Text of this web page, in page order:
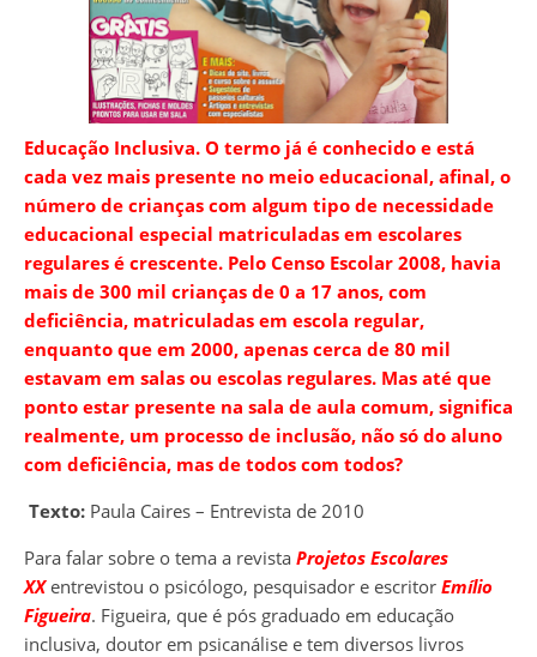
Educação Inclusiva. O termo já é conhecido e está
cada vez mais presente no meio educacional, afinal, o
número de crianças com algum tipo de necessidade
educacional especial matriculadas em escolares
regulares é crescente. Pelo Censo Escolar 2008, havia
mais de 300 mil crianças de 0 a 17 anos, com
deficiência, matriculadas em escola regular,
enquanto que em 2000, apenas cerca de 80 mil
estavam em salas ou escolas regulares. Mas até que
ponto estar presente na sala de aula comum, significa
realmente, um processo de inclusão, não só do aluno
com deficiência, mas de todos com todos?
Texto: Paula Caires – Entrevista de 2010
Para falar sobre o tema a revista Projetos Escolares
XXentrevistou o psicólogo, pesquisador e escritor Emílio
Figueira. Figueira, que é pós graduado em educação
inclusiva, doutor em psicanálise e tem diversos livros